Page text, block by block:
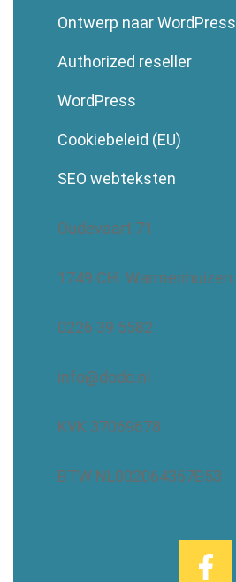
Ontwerp naar WordPress
Authorized reseller
WordPress
Cookiebeleid (EU)
SEO webteksten
Oudevaart 71
1749 CH Warmenhuizen
0226 39 5582
info@dodo.nl
KVK 37069678
BTW NL002064367B53